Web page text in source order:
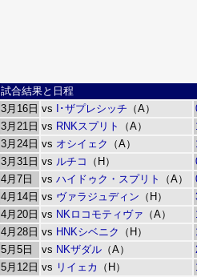
試合結果と日程
3月16日 vs I･ザプレシッチ （A）
3月21日 vs RNKスプリト （A）
3月24日 vs オシイェク （A）
3月31日 vs ルチコ （H）
4月7日
vs ハイドゥク・スプリト （A）
4月14日 vs ヴァラジュディン （H）
4月20日 vs NKロコモティヴァ （A）
4月28日 vs HNKシベニク （H）
5月5日
vs NKザダル （A）
5月12日 vs リイェカ （H）